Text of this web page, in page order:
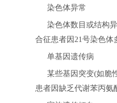
染色体异常
染色体数目或结构
合征患者因21号染色体
单基因遗传病
某些基因突变(如脆
患者因缺乏代谢苯丙氨